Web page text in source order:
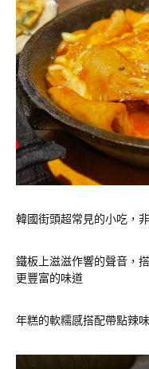
韓國街頭超常見的小吃，非
鐵板上滋滋作響的聲音，
更豐富的味道
年糕的軟糯感搭配帶點辣